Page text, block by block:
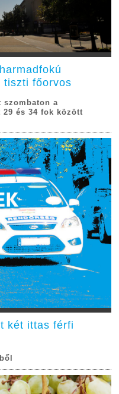
tiszti főorvos
szombaton a
29 és 34 fok között
két ittas férfi